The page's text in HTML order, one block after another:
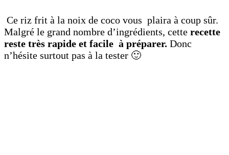
Ce riz frit à la noix de coco vous plaira à coup sûr.
Malgré le grand nombre d’ingrédients, cette recette
reste très rapide et facile à préparer. Donc
n’hésite surtout pas à la tester 🙂